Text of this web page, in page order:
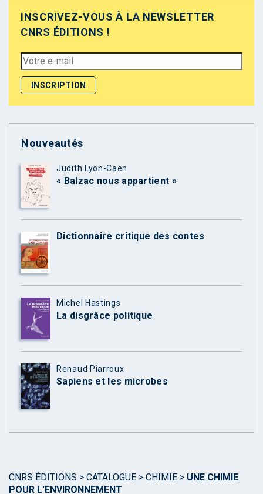
INSCRIVEZ-VOUS À LA NEWSLETTER
CNRS ÉDITIONS !
Nouveautés
Judith Lyon-Caen
« Balzac nous appartient »
Dictionnaire critique des contes
Michel Hastings
La disgrâce politique
Renaud Piarroux
Sapiens et les microbes
CNRS ÉDITIONS > CATALOGUE > CHIMIE > UNE CHIMIE
POUR L'ENVIRONNEMENT